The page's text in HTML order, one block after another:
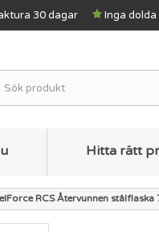
30 dagar Inga
Hitta rätt
RCS Återvunnen stålflaska